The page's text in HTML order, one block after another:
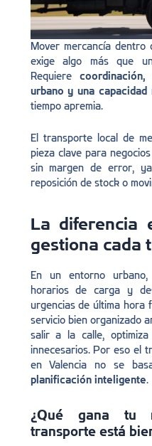
Mover mercancía dentro
exige algo más que
Requiere
urbano y una
tiempo apremia.
El transporte local de
pieza clave para
sin margen de error,
reposición de stock o
La diferencia
gestiona cada
En un entorno
horarios de carga y
urgencias de última
servicio bien organizado
salir a la calle,
innecesarios. Por eso el
en Valencia no se
planificación inteligente.
¿Qué gana tu
transporte está